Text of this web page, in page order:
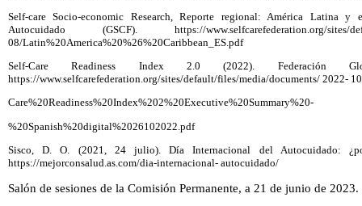
Self-care Socio-economic Research, Reporte regional: América Latina
Autocuidado (GSCF). https://www.selfcarefederation.org/sites/
08/Latin%20America%20%26%20Caribbean_ES.pdf
Self-Care Readiness Index 2.0 (2022). Federación
https://www.selfcarefederation.org/sites/default/files/media/documents/ 2022-
Care%20Readiness%20Index%202%20Executive%20Summary%20-
%20Spanish%20digital%2026102022.pdf
Sisco, D. O. (2021, 24 julio). Día Internacional del Autocuidado:
https://mejorconsalud.as.com/dia-internacional- autocuidado/
Salón de sesiones de la Comisión Permanente, a 21 de junio de 2023.